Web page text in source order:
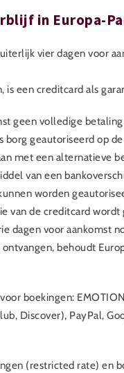
in Europa-
vier dagen voor
een creditcard als
geen volledige
geautoriseerd op
met een alternatieve
van een
worden
van de creditcard
dagen voor aankomst
behoudt
boekingen:
Discover), PayPal,
(restricted rate) en